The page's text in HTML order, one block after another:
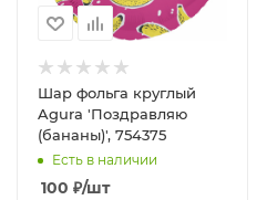
Шар фольга круглый
Agura 'Поздравляю
(бананы)', 754375
Есть в наличии
100 ₽/шт